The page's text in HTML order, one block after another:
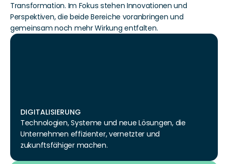
Transformation. Im Fokus stehen Innovationen und
Perspektiven, die beide Bereiche voranbringen und
gemeinsam noch mehr Wirkung entfalten.
DIGITALISIERUNG
Technologien, Systeme und neue Lösungen, die
Unternehmen effizienter, vernetzter und
zukunftsfähiger machen.